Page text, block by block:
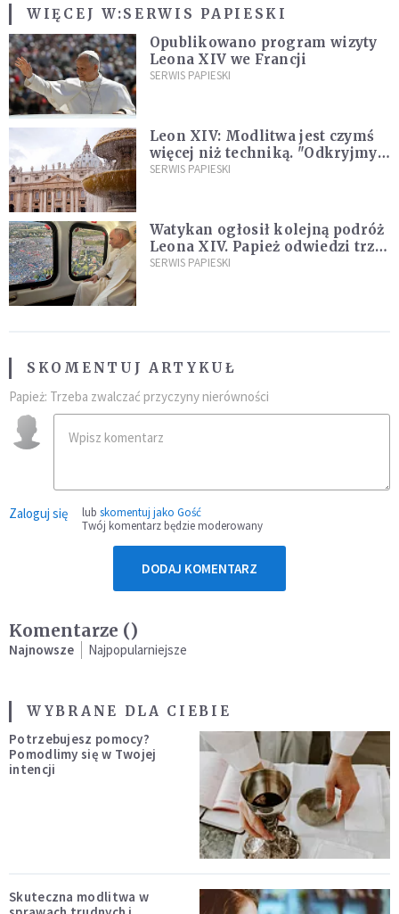
WIĘCEJ W:SERWIS PAPIESKI
Opublikowano program wizyty
Leona XIV we Francji
SERWIS PAPIESKI
Leon XIV: Modlitwa jest czymś
więcej niż techniką. "Odkryjmy
ją na nowo"
SERWIS PAPIESKI
Watykan ogłosił kolejną podróż
Leona XIV. Papież odwiedzi trzy
kraje Ameryki Południowej
SERWIS PAPIESKI
SKOMENTUJ ARTYKUŁ
Papież: Trzeba zwalczać przyczyny nierówności
Zaloguj się lub skomentuj jako Gość
Twój komentarz będzie moderowany
DODAJ KOMENTARZ
Komentarze ()
Najnowsze Najpopularniejsze
WYBRANE DLA CIEBIE
Potrzebujesz pomocy?
Pomodlimy się w Twojej
intencji
Skuteczna modlitwa w